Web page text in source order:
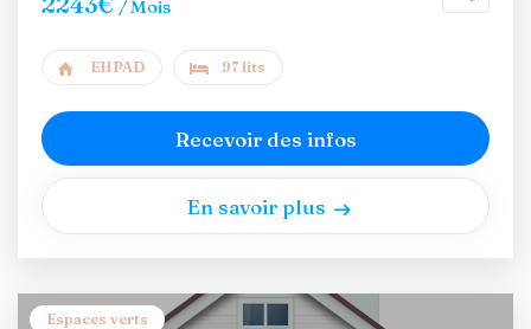
/ Mois
EHPAD 97 lits
Recevoir des infos
En savoir plus
Espaces verts